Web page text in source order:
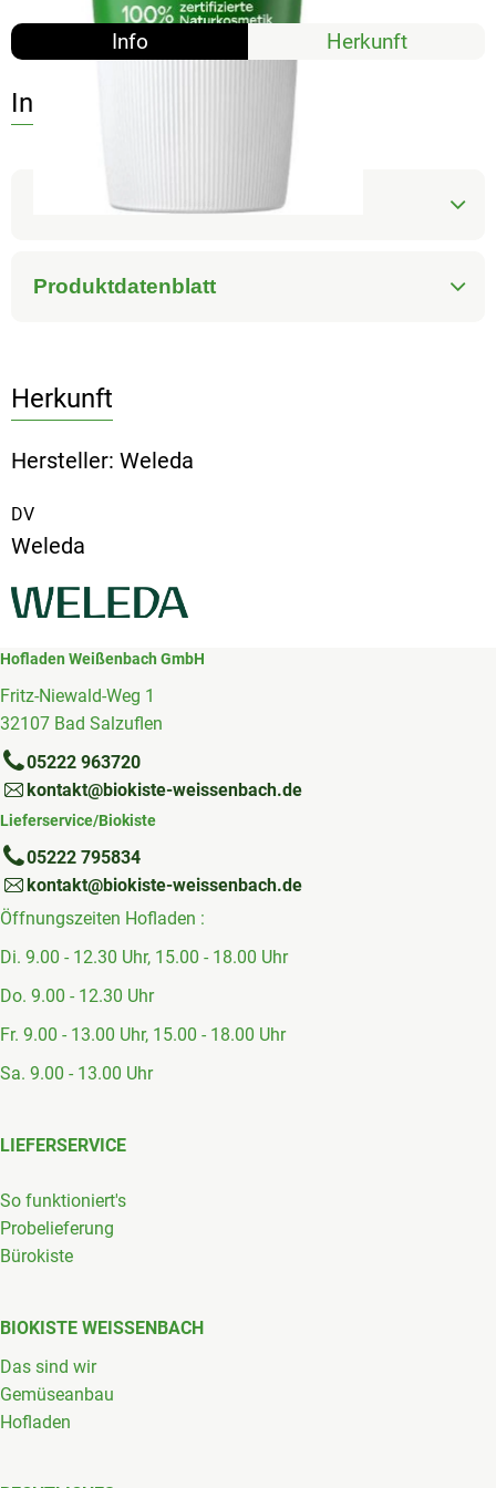
Info Herkunft
Info
Produktinformationen
Produktdatenblatt
Herkunft
Hersteller: Weleda
DV
Weleda
Hofladen Weißenbach GmbH
Fritz-Niewald-Weg 1
32107 Bad Salzuflen
05222 963720
kontakt@biokiste-weissenbach.de
Lieferservice/Biokiste
05222 795834
kontakt@biokiste-weissenbach.de
Öffnungszeiten Hofladen :
Di. 9.00 - 12.30 Uhr, 15.00 - 18.00 Uhr
Do. 9.00 - 12.30 Uhr
Fr. 9.00 - 13.00 Uhr, 15.00 - 18.00 Uhr
Sa. 9.00 - 13.00 Uhr
LIEFERSERVICE
So funktioniert's
Probelieferung
Bürokiste
BIOKISTE WEISSENBACH
Das sind wir
Gemüseanbau
Hofladen